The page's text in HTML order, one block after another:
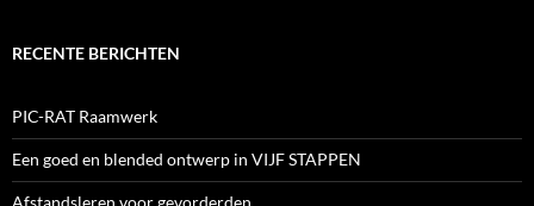
RECENTE BERICHTEN
PIC-RAT Raamwerk
Een goed en blended ontwerp in VIJF STAPPEN
Afstandsleren voor gevorderden